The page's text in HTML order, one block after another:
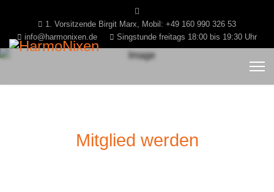
1. Vorsitzende Birgit Marx, Mobil: +49 160 990 326 53
info@harmonixen.de
Singstunde freitags 18:00 bis 19:30 Uhr
Mitglied werden